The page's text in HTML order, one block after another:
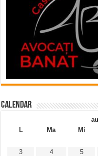
Calendar
L
Ma Mi
3
4 5